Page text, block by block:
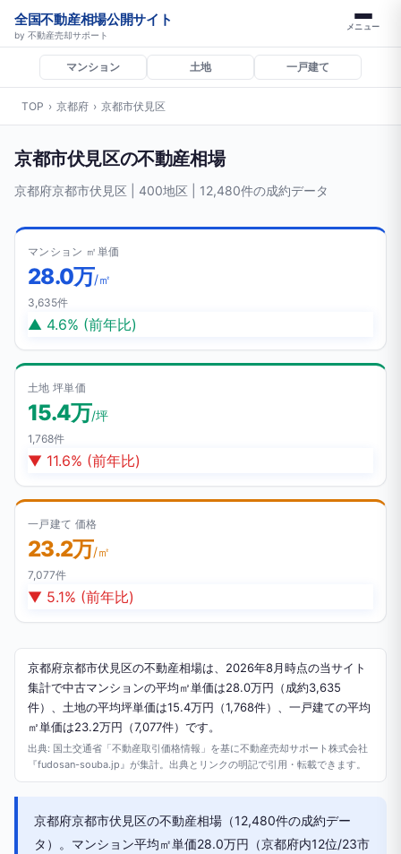
全国不動産相場公開サイト
by 不動産売却サポート
メニュー
マンション 土地 一戸建て
TOP › 京都府 › 京都市伏見区
京都市伏見区の不動産相場
京都府京都市伏見区 | 400地区 | 12,480件の成約データ
マンション ㎡単価
28.0万/㎡
3,635件
▲ 4.6% (前年比)
土地 坪単価
15.4万/坪
1,768件
▼ 11.6% (前年比)
一戸建て 価格
23.2万/㎡
7,077件
▼ 5.1% (前年比)
京都府京都市伏見区の不動産相場は、2026年8月時点の当サイト
集計で中古マンションの平均㎡単価は28.0万円（成約3,635
件）、土地の平均坪単価は15.4万円（1,768件）、一戸建ての平均
㎡単価は23.2万円（7,077件）です。
出典: 国土交通省「不動産取引価格情報」を基に不動産売却サポート株式会社
『fudosan-souba.jp』が集計。出典とリンクの明記で引用・転載できます。
京都府京都市伏見区の不動産相場（12,480件の成約デー
タ）。マンション平均㎡単価28.0万円（京都府内12位/23市